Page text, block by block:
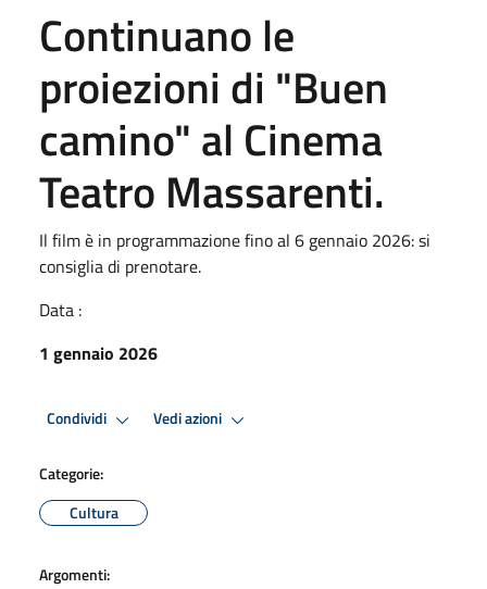
Continuano le
proiezioni di "Buen
camino" al Cinema
Teatro Massarenti.
Il film è in programmazione fino al 6 gennaio 2026: si
consiglia di prenotare.
Data :
1 gennaio 2026
Condividi Vedi azioni
Categorie:
Cultura
Argomenti: